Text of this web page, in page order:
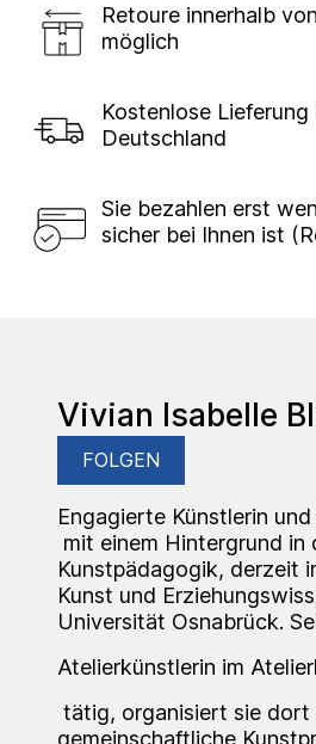
Retoure innerhalb
möglich
Kostenlose Lieferung
Deutschland
Sie bezahlen erst
sicher bei Ihnen ist
Vivian Isabelle
FOLGEN
Engagierte Künstlerin
mit einem Hintergrund in
Kunstpädagogik, derzeit
Kunst und
Universität Osnabrück.
Atelierkünstlerin im
tätig, organisiert sie dort
gemeinschaftliche